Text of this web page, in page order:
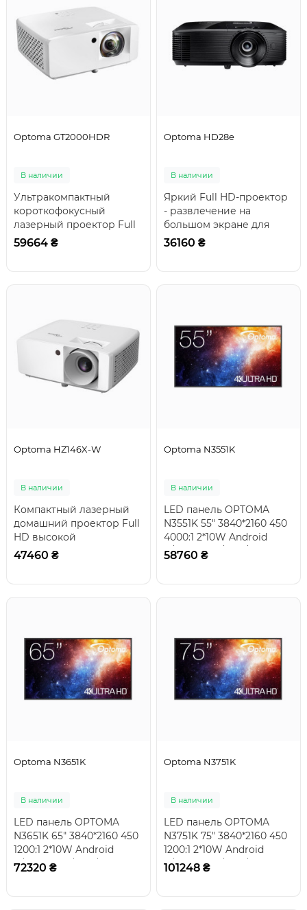
Optoma GT2000HDR
В наличии
Ультракомпактный
короткофокусный
лазерный проектор Full
HD для
59664 ₴
Optoma HD28e
В наличии
Яркий Full HD-проектор
- развлечение на
большом экране для
любителей
36160 ₴
Optoma HZ146X-W
В наличии
Компактный лазерный
домашний проектор Full
HD высокой
яркостиРазработанный с
47460 ₴
Optoma N3551K
В наличии
LED панель OPTOMA
N3551K 55" 3840*2160 450
4000:1 2*10W Android
11/Quad A55/4GB/SSD
58760 ₴
Optoma N3651K
В наличии
LED панель OPTOMA
N3651K 65" 3840*2160 450
1200:1 2*10W Android
11/Quad A55/4GB/SSD
72320 ₴
Optoma N3751K
В наличии
LED панель OPTOMA
N3751K 75" 3840*2160 450
1200:1 2*10W Android
11/Quad A55/4GB/SSD
101248 ₴